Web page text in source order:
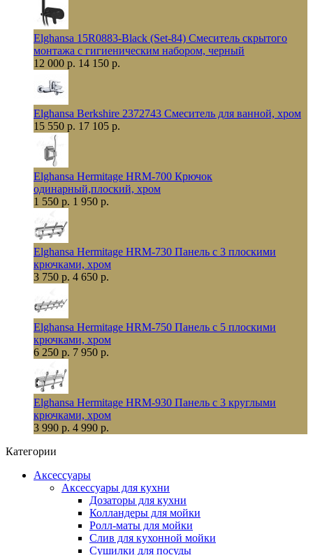
Elghansa 15R0883-Black (Set-84) Смеситель скрытого
монтажа с гигиеническим набором, черный
12 000 р. 14 150 р.
Elghansa Berkshire 2372743 Смеситель для ванной, хром
15 550 р. 17 105 р.
Elghansa Hermitage HRM-700 Крючок
одинарный,плоский, хром
1 550 р. 1 950 р.
Elghansa Hermitage HRM-730 Панель с 3 плоскими
крючками, хром
3 750 р. 4 650 р.
Elghansa Hermitage HRM-750 Панель с 5 плоскими
крючками, хром
6 250 р. 7 950 р.
Elghansa Hermitage HRM-930 Панель с 3 круглыми
крючками, хром
3 990 р. 4 990 р.
Категории
Аксессуары
Аксессуары для кухни
Дозаторы для кухни
Колландеры для мойки
Ролл-маты для мойки
Слив для кухонной мойки
Сушилки для посуды